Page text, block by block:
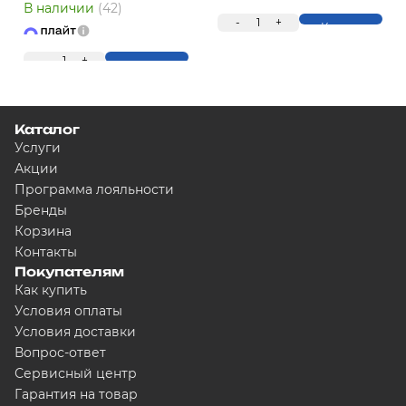
В наличии (42)
1 + Купить
- 1 + Купить
Каталог
Услуги
Акции
Программа лояльности
Бренды
Корзина
Контакты
Покупателям
Как купить
Условия оплаты
Условия доставки
Вопрос-ответ
Сервисный центр
Гарантия на товар